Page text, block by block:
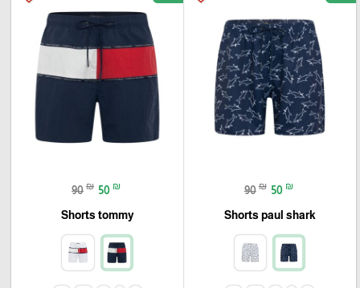
90 ₪ 50 ₪
Shorts paul shark
90 ₪ 50 ₪
Shorts tommy